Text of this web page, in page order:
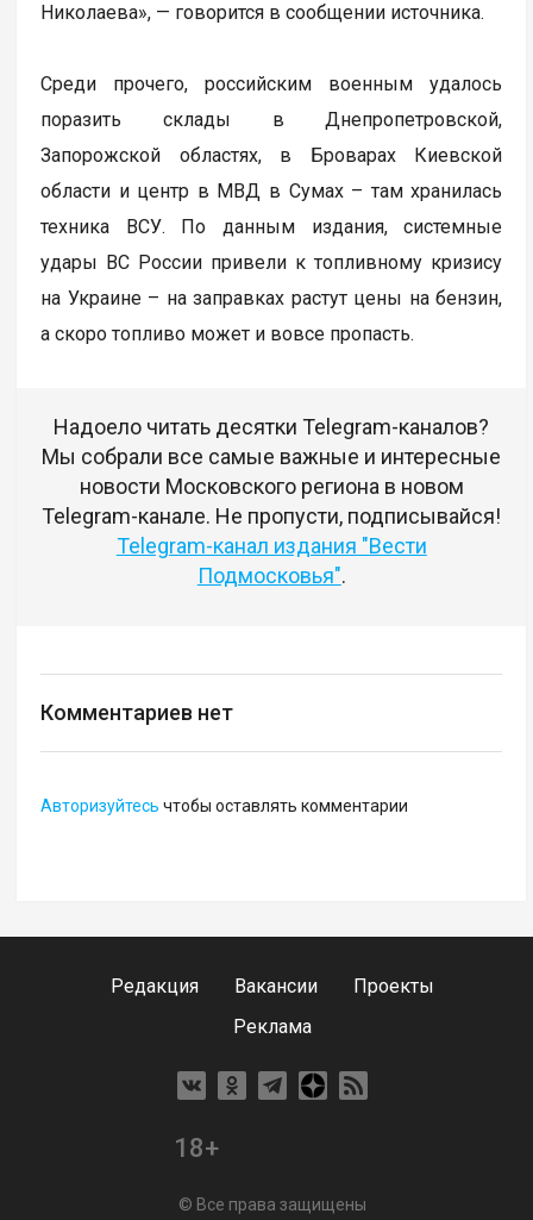
Николаева», — говорится в сообщении источника.
Среди прочего, российским военным удалось
поразить склады в Днепропетровской,
Запорожской областях, в Броварах Киевской
области и центр в МВД в Сумах – там хранилась
техника ВСУ. По данным издания, системные
удары ВС России привели к топливному кризису
на Украине – на заправках растут цены на бензин,
а скоро топливо может и вовсе пропасть.
Надоело читать десятки Telegram-каналов?
Мы собрали все самые важные и интересные
новости Московского региона в новом
Telegram-канале. Не пропусти, подписывайся!
Telegram-канал издания "Вести
Подмосковья".
Комментариев нет
Авторизуйтесь чтобы оставлять комментарии
Редакция Вакансии
Проекты
Реклама
18+
© Все права защищены